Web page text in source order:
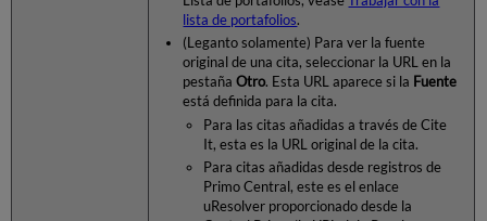
lista de portafolios.
(Leganto solamente) Para ver la fuente
original de una cita, seleccionar la URL en la
pestañaOtro. Esta URL aparece si la Fuente
está definida para la cita.
Para las citas añadidas a través de Cite
It, esta es la URL original de la cita.
Para citas añadidas desde registros de
Primo Central, este es el enlace
uResolver proporcionado desde la